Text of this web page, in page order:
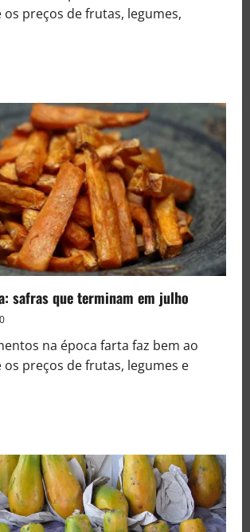
preços de frutas, legumes,
safras que terminam em julho
0
na época farta faz bem ao
preços de frutas, legumes e